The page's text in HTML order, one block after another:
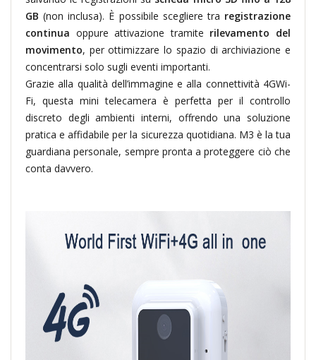
GB (non inclusa). È possibile scegliere tra registrazione
continua oppure attivazione tramite rilevamento del
movimento, per ottimizzare lo spazio di archiviazione e
concentrarsi solo sugli eventi importanti.
Grazie alla qualità dell’immagine e alla connettività 4GWi-
Fi, questa mini telecamera è perfetta per il controllo
discreto degli ambienti interni, offrendo una soluzione
pratica e affidabile per la sicurezza quotidiana. M3 è la tua
guardiana personale, sempre pronta a proteggere ciò che
conta davvero.